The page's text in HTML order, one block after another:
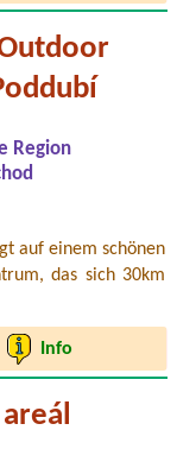
Region
auf einem schönen
das sich 30km
Info